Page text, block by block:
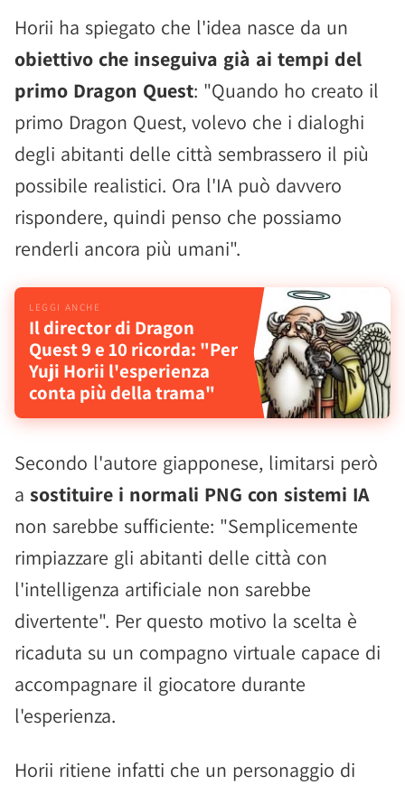
Horii ha spiegato che l'idea nasce da un
obiettivo che inseguiva già ai tempi del
primo Dragon Quest: "Quando ho creato il
primo Dragon Quest, volevo che i dialoghi
degli abitanti delle città sembrassero il più
possibile realistici. Ora l'IA può davvero
rispondere, quindi penso che possiamo
renderli ancora più umani".
Il director di Dragon
Quest 9 e 10 ricorda: "Per
Yuji Horii l'esperienza
conta più della trama"
Secondo l'autore giapponese, limitarsi però
a sostituire i normali PNG con sistemi IA
non sarebbe sufficiente: "Semplicemente
rimpiazzare gli abitanti delle città con
l'intelligenza artificiale non sarebbe
divertente". Per questo motivo la scelta è
ricaduta su un compagno virtuale capace di
accompagnare il giocatore durante
l'esperienza.
Horii ritiene infatti che un personaggio di